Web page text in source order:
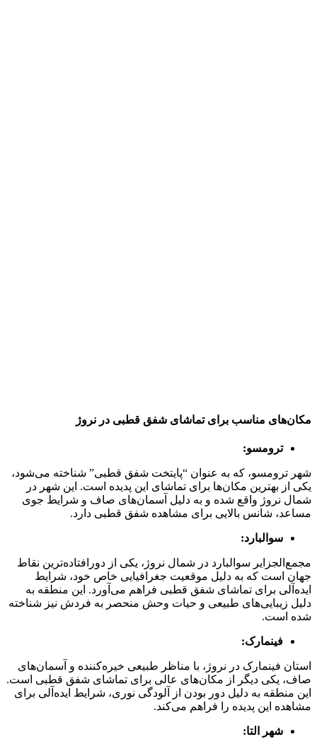
مکان‌های مناسب برای تماشای شفق قطبی در نروژ
ترومسو:
شهر ترومسو، که به عنوان “پایتخت شفق قطبی” شناخته می‌شود،
یکی از بهترین مکان‌ها برای تماشای این پدیده است. این شهر در
شمال نروژ واقع شده و به دلیل آسمان‌های صاف و شرایط جوی
مساعد، شانس بالایی برای مشاهده شفق قطبی دارد.
سوالبارد:
مجمع‌الجزایر سوالبارد در شمال نروژ، یکی از دورافتاده‌ترین نقاط
جهان است که به دلیل موقعیت جغرافیایی خاص خود، شرایط
ایده‌آلی برای تماشای شفق قطبی فراهم می‌آورد. این منطقه به
دلیل زیبایی‌های طبیعی و حیات وحش منحصر به فردش نیز شناخته
شده است.
فینمارک:
استان فینمارک در نروژ، با مناظر طبیعی خیره‌کننده و آسمان‌های
صاف، یکی دیگر از مکان‌های عالی برای تماشای شفق قطبی است.
این منطقه به دلیل دور بودن از آلودگی نوری، شرایط ایده‌آلی برای
مشاهده این پدیده را فراهم می‌کند.
شهر التا: